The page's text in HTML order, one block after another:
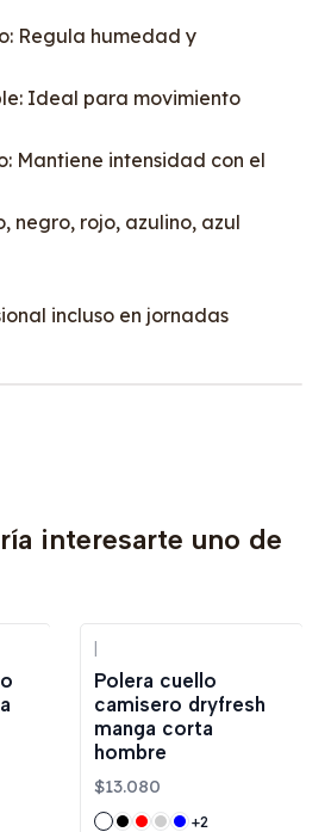
Regula humedad y
Ideal para movimiento
Mantiene intensidad con el
negro, rojo, azulino, azul
incluso en jornadas
interesarte uno de
Polera cuello
camisero dryfresh
manga corta
hombre
$13.080
+2